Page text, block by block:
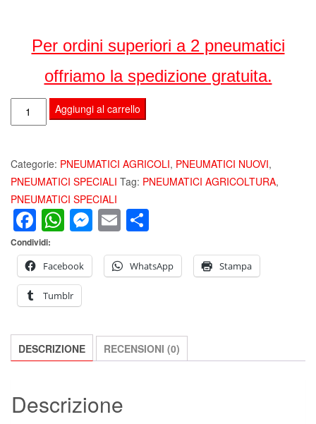
Per ordini superiori a 2 pneumatici
offriamo la spedizione gratuita.
ALLIANCE
250
R16
104A8
TL
370
PNEUMATICI
AGRICOLI
FARM
PRO
quantità
Aggiungi al carrello
Categorie: PNEUMATICI AGRICOLI, PNEUMATICI NUOVI,
PNEUMATICI SPECIALI Tag: PNEUMATICI AGRICOLTURA,
PNEUMATICI SPECIALI
Facebook
WhatsApp
Messenger
Email
Condividi:
Facebook
WhatsApp Stampa
Tumblr
DESCRIZIONE RECENSIONI (0)
Descrizione